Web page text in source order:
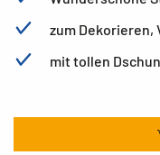
zum Dekorieren,
mit tollen